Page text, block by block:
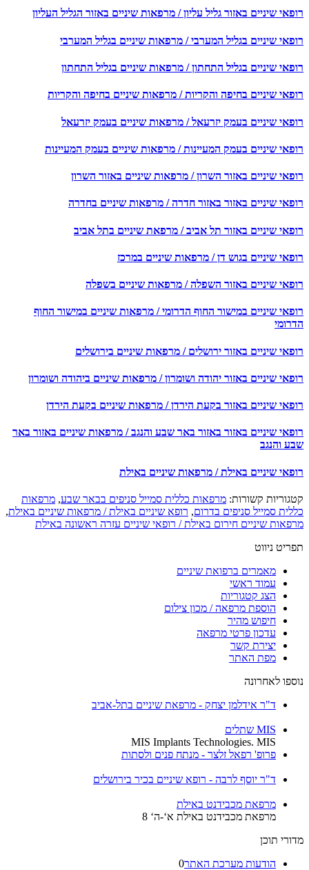
שיניים באזור גליל עליון / מרפאות שיניים באזור הגליל העליון
שיניים בגליל המערבי / מרפאות שיניים בגליל המערבי
שיניים בגליל התחתון / מרפאות שיניים בגליל התחתון
שיניים בחיפה והקריות / מרפאות שיניים בחיפה והקריות
שיניים בעמק יזרעאל / מרפאות שיניים בעמק יזרעאל
שיניים בעמק המעיינות / מרפאות שיניים בעמק המעיינות
שיניים באזור השרון / מרפאות שיניים באזור השרון
שיניים באזור באזור חדרה / מרפאות שיניים בחדרה
שיניים באזור תל אביב / מרפאת שיניים בתל אביב
שיניים בגוש דן / מרפאות שיניים במרכז
שיניים באזור השפלה / מרפאות שיניים בשפלה
שיניים במישור החוף הדרומי / מרפאות שיניים במישור החוף
שיניים באזור ירושלים / מרפאות שיניים בירושלים
שיניים באזור יהודה ושומרון / מרפאות שיניים ביהודה ושומרון
שיניים באזור בקעת הירדן / מרפאות שיניים בקעת הירדן
שיניים באזור באזור באר שבע והנגב / מרפאות שיניים באזור באר
והנגב
שיניים באילת / מרפאות שיניים באילת
קשורות:מרפאות כללית סמייל סניפים בבאר שבע,מרפאות
סמייל סניפים בדרום,רופא שיניים באילת / מרפאות שיניים באילת,
שיניים חירום באילת / רופאי שיניים עזרה ראשונה באילת
ניווט
מאמרים ברפואת שיניים
עמוד ראשי
הצג קטגוריות
הוספת מרפאה / מכון צילום
חיפוש מהיר
עדכון פרטי מרפאה
יצירת קשר
מפת האתר
לאחרונה
ד"ר אידלמן יצחק - מרפאת שיניים בתל-אביב
MIS שתלים
MIS Implants Technologies. MIS
פרופ' רפאל זלצר - מנתח פנים ולסתות
ד"ר יוסף לרבה - רופא שיניים בכיר בירושלים
מרפאת מכבידנט באילת
מרפאת מכבידנט באילת א‘-ה‘ 8
תוכן
הודעות מערכת האתר0